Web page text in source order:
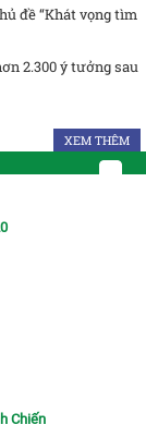
đề “Khát vọng tìm
2.300 ý tưởng sau
XEM THÊM
Chiến